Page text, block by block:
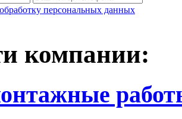
обработку персональных данных
компании: